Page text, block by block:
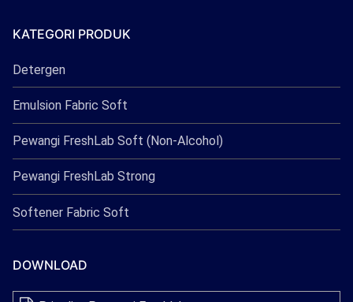
KATEGORI PRODUK
Detergen
Emulsion Fabric Soft
Pewangi FreshLab Soft (Non-Alcohol)
Pewangi FreshLab Strong
Softener Fabric Soft
DOWNLOAD